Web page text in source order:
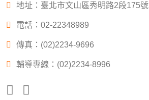
地址：臺北市文山區秀明路2段175號
電話： 02-22348989
傳真：(02)2234-9696
輔導專線：(02)2234-8996